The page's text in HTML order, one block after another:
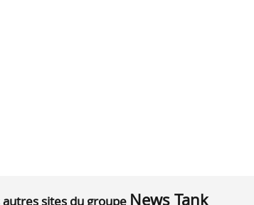
autres sites du groupe News Tank